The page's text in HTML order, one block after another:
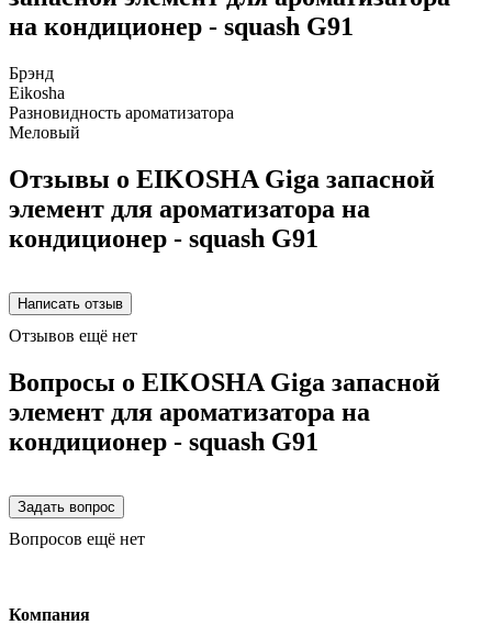
на кондиционер - squash G91
Брэнд
Eikosha
Разновидность ароматизатора
Меловый
Отзывы о EIKOSHA Giga запасной
элемент для ароматизатора на
кондиционер - squash G91
Отзывов ещё нет
Вопросы о EIKOSHA Giga запасной
элемент для ароматизатора на
кондиционер - squash G91
Вопросов ещё нет
Компания